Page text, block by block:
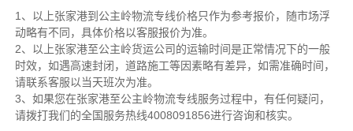
1、以上张家港到公主岭物流专线价格只作为参考报价，随市场浮
动略有不同，具体价格以客服报价为准。
2、以上张家港至公主岭货运公司的运输时间是正常情况下的一般
时效，如遇高速封闭，道路施工等因素略有差异，如需准确时间，
请联系客服以当天班次为准。
3、如果您在张家港至公主岭物流专线服务过程中，有任何疑问，
请拨打我们的全国服务热线4008091856进行咨询和核实。